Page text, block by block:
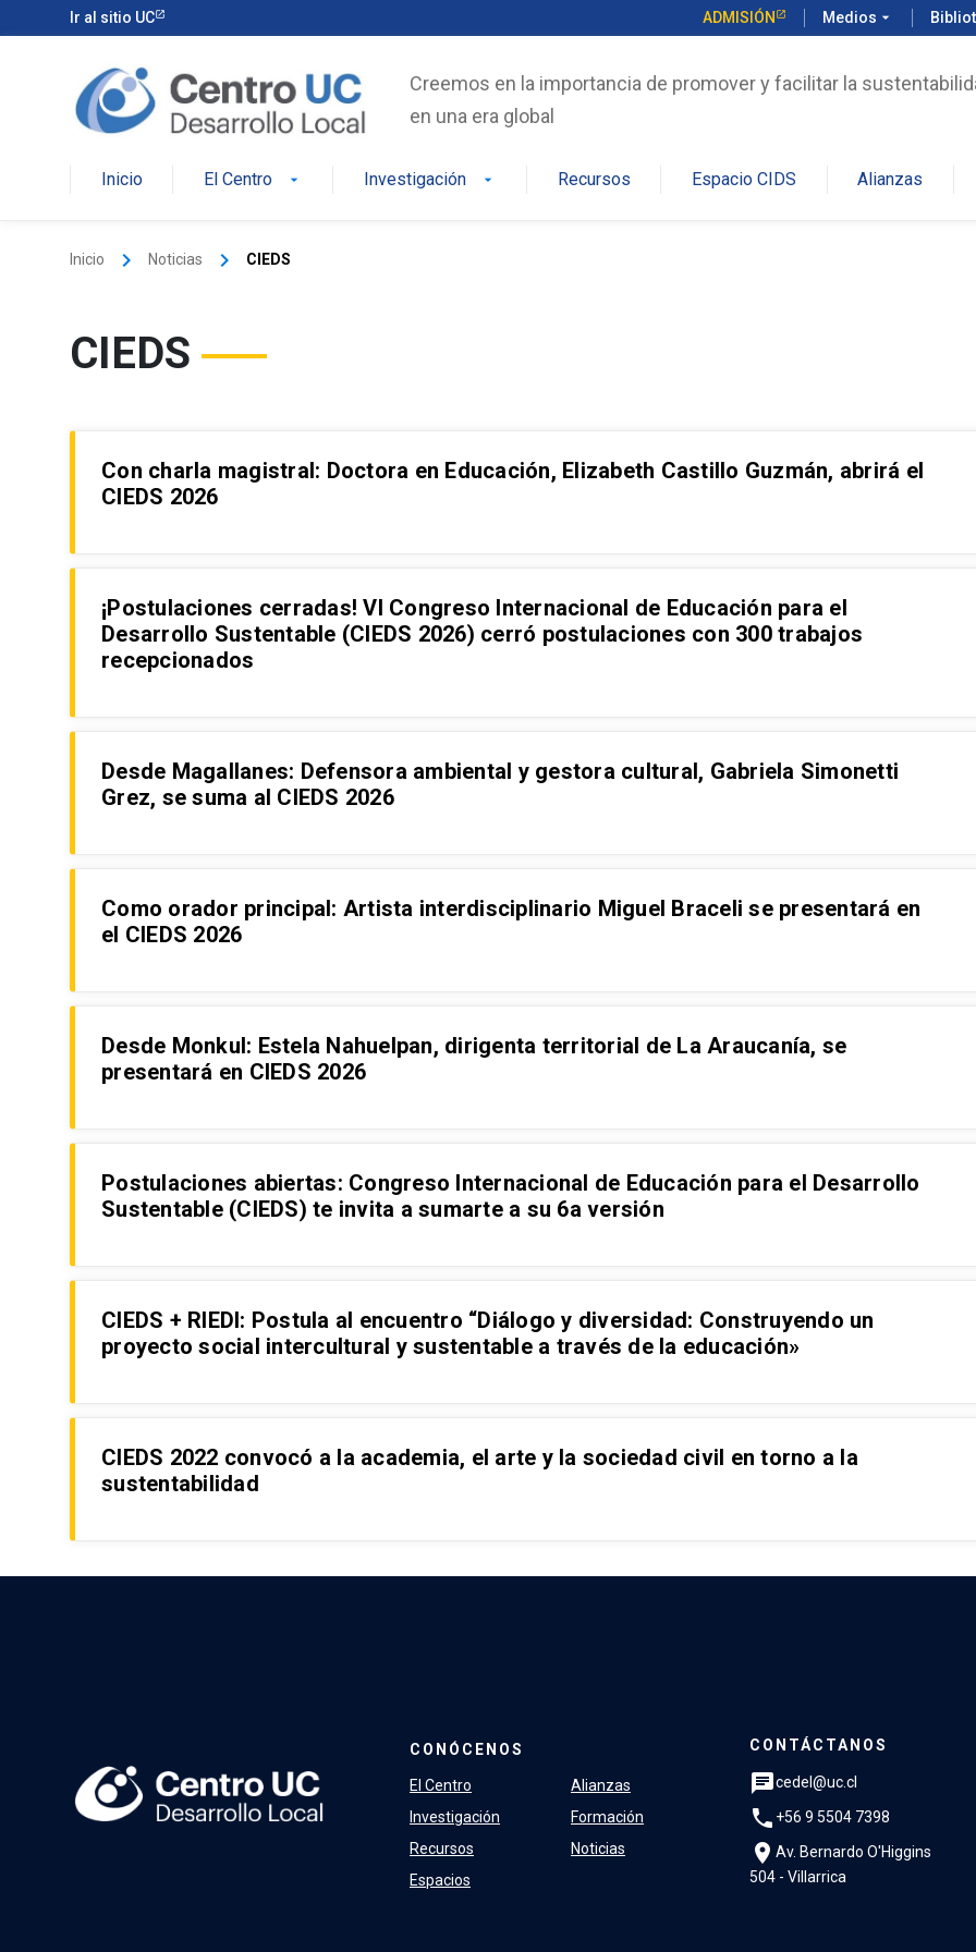
to
Ir al sitio UC ADMISIÓN Medios arrow_drop_down
Creemos en la importancia de promover y facilitar la
en una era global
Inicio El Centro arrow_drop_down Investigación arrow_drop_down Recursos Espacio CIDS Alianzas
Inicio keyboard_arrow_right Noticias keyboard_arrow_right CIEDS
CIEDS
Con charla magistral: Doctora en Educación, Elizabeth Castillo Guzmán, abrirá el
CIEDS 2026
¡Postulaciones cerradas! VI Congreso Internacional de Educación para el
Desarrollo Sustentable (CIEDS 2026) cerró postulaciones con 300 trabajos
recepcionados
Desde Magallanes: Defensora ambiental y gestora cultural, Gabriela Simonetti
Grez, se suma al CIEDS 2026
Como orador principal: Artista interdisciplinario Miguel Braceli se presentará en
el CIEDS 2026
Desde Monkul: Estela Nahuelpan, dirigenta territorial de La Araucanía, se
presentará en CIEDS 2026
Postulaciones abiertas: Congreso Internacional de Educación para el Desarrollo
Sustentable (CIEDS) te invita a sumarte a su 6a versión
CIEDS + RIEDI: Postula al encuentro “Diálogo y diversidad: Construyendo un
proyecto social intercultural y sustentable a través de la educación»
CIEDS 2022 convocó a la academia, el arte y la sociedad civil en torno a la
sustentabilidad
CONÓCENOS
El Centro
Investigación
Recursos
Espacios
Alianzas
Formación
Noticias
CONTÁCTANOS
chatcedel@uc.cl
phone +56 9 5504 7398
location_on Av. Bernardo O'Higgins
504 - Villarrica